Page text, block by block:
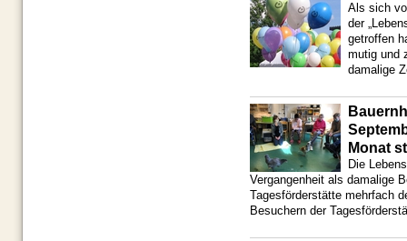
Als sich
der
getroffen
mutig und
damalige
Monat
Die
Vergangenheit als damalige
Tagesförderstätte mehrfach
Besuchern der